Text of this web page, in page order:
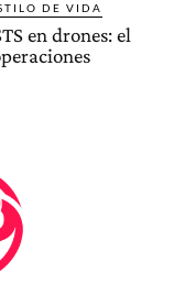
DE VIDA
en drones: el